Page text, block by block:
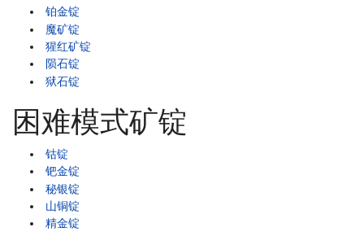
铂金锭
魔矿锭
猩红矿锭
陨石锭
狱石锭
困难模式矿锭
钴锭
钯金锭
秘银锭
山铜锭
精金锭